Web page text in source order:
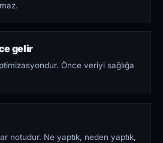
gelir
Önce veriyi sağlığa
notudur. Ne yaptık, neden yaptık,